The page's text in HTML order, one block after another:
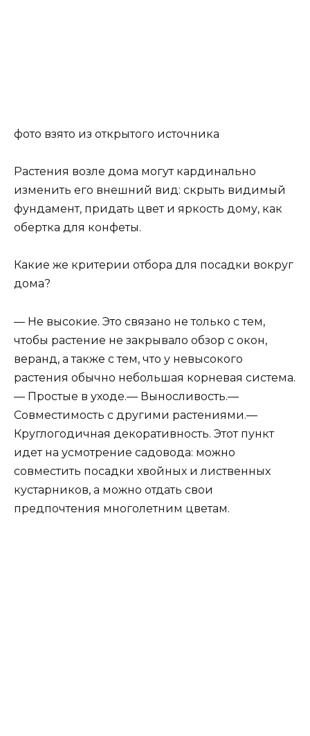
фото взято из открытого источника
Растения возле дома могут кардинально
изменить его внешний вид: скрыть видимый
фундамент, придать цвет и яркость дому, как
обертка для конфеты.
Какие же критерии отбора для посадки вокруг
дома?
— Не высокие. Это связано не только с тем,
чтобы растение не закрывало обзор с окон,
веранд, а также с тем, что у невысокого
растения обычно небольшая корневая система.
— Простые в уходе.— Выносливость.—
Совместимость с другими растениями.—
Круглогодичная декоративность. Этот пункт
идет на усмотрение садовода: можно
совместить посадки хвойных и лиственных
кустарников, а можно отдать свои
предпочтения многолетним цветам.